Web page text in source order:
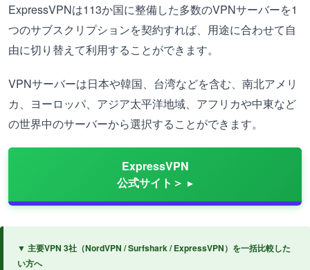
ExpressVPNは113か国に整備した多数のVPNサーバーを1
つのサブスクリプションを契約すれば、用途に合わせて自
由に切り替えて利用することができます。
VPNサーバーは日本や韓国、台湾などを含む、南北アメリ
カ、ヨーロッパ、アジア太平洋地域、アフリカや中東など
の世界中のサーバーから選択することができます。
ExpressVPN
公式サイト＞
▼ 主要VPN 3社（NordVPN / Surfshark / ExpressVPN）を一括比較した
い方へ